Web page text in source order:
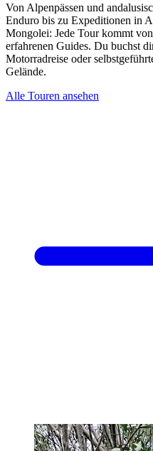
Von Alpenpässen und
Enduro bis zu Expeditionen in
Mongolei: Jede Tour kommt
erfahrenen Guides. Du buchst
Motorradreise oder
Gelände.
Alle Touren ansehen